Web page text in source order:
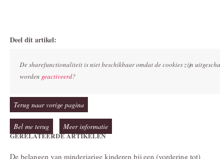
Deel dit artikel:
De sharefunctionaliteit is niet beschikbaar omdat de cookies zijn
worden geactiveerd?
Terug naar vorige pagina
Bel me terug Meer informatie
GERELATEERDE ARTIKELEN
De belangen van minderjarige kinderen bij een (vordering tot)